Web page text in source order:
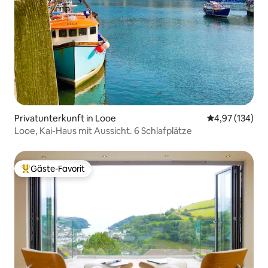
Privatunterkunft in Looe
4,97 (134)
Looe, Kai-Haus mit Aussicht. 6 Schlafplätze
Beliebter Gäste-Favorit.
Gäste-Favorit